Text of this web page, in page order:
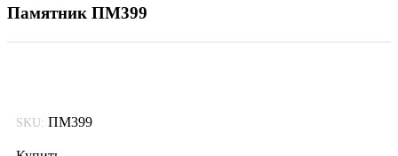
Памятник ПМ399
SKU: ПМ399